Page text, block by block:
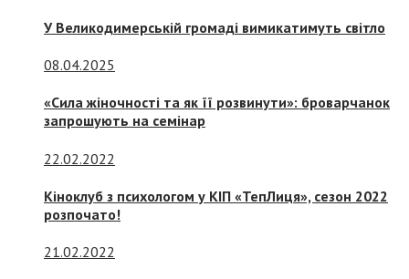
У Великодимерській громаді вимикатимуть світло
08.04.2025
«Сила жіночності та як її розвинути»: броварчанок
запрошують на семінар
22.02.2022
Кіноклуб з психологом у КІП «ТепЛиця», сезон 2022
розпочато!
21.02.2022